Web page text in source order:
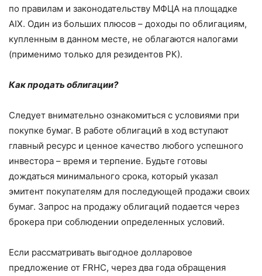
по правилам и законодательству МФЦА на площадке
AIX. Один из больших плюсов – доходы по облигациям,
купленным в данном месте, не облагаются налогами
(применимо только для резидентов РК).
Как продать облигации?
Следует внимательно ознакомиться с условиями при
покупке бумаг. В работе облигаций в ход вступают
главный ресурс и ценное качество любого успешного
инвестора – время и терпение. Будьте готовы
дождаться минимального срока, который указал
эмитент покупателям для последующей продажи своих
бумаг. Запрос на продажу облигаций подается через
брокера при соблюдении определенных условий.
Если рассматривать выгодное долларовое
предложение от FRHC, через два года обращения